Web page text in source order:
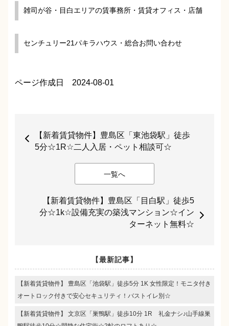
雑司が谷・目白エリアの賃事務所・賃貸オフィス・店舗
センチュリー21パキラハウス・総合お問い合わせ
ページ作成日 2024-08-01
【新着賃貸物件】豊島区「東池袋駅」徒歩
5分☆1R☆二人入居・ペット相談可☆
一覧へ
【新着賃貸物件】豊島区「目白駅」徒歩5
分☆1k☆設備充実の築浅マンション☆イン
ターネット無料☆
【最新記事】
【新着賃貸物件】 豊島区「池袋駅」徒歩5分 1K 女性限定！モニタ付き
オートロック付きで安心セキュリティ！バストイレ別☆
【新着賃貸物件】 文京区「巣鴨駅」徒歩10分 1R 礼金ナシ♪山手線巣